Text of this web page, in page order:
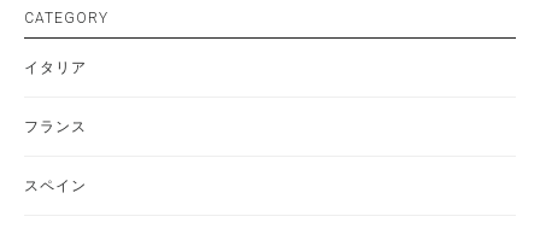
CATEGORY
イタリア
フランス
スペイン